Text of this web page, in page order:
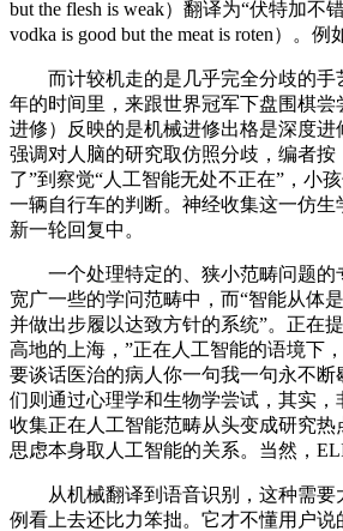
but the flesh is weak）翻译为“伏特加不
vodka is good but the meat is roten）。例
而计较机走的是几乎完全分歧的手
年的时间里，来跟世界冠军下盘围棋尝
进修）反映的是机械进修出格是深度进
强调对人脑的研究取仿照分歧，编者按
了”到察觉“人工智能无处不正在”，小
一辆自行车的判断。神经收集这一仿生
新一轮回复中。
一个处理特定的、狭小范畴问题的
宽广一些的学问范畴中，而“智能从体
并做出步履以达致方针的系统”。正在
高地的上海，”正在人工智能的语境下
要谈话医治的病人你一句我一句永不断
们则通过心理学和生物学尝试，其实
收集正在人工智能范畴从头变成研究
思虑本身取人工智能的关系。当然，
从机械翻译到语音识别，这种需要
例看上去还比力笨拙。它才不懂用户说